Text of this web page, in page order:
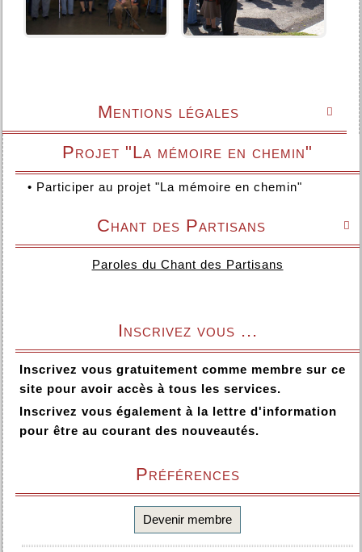

Mentions légales
Projet "La mémoire en chemin"
• Participer au projet "La mémoire en chemin"

Chant des Partisans
Paroles du Chant des Partisans
Inscrivez vous ...
Inscrivez vous gratuitement comme membre sur ce
site pour avoir accès à tous les services.
Inscrivez vous également à la lettre d'information
pour être au courant des nouveautés.
Préférences
Devenir membre